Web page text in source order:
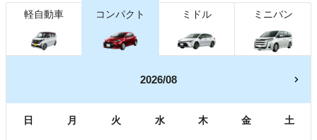
軽自動車 コンパクト ミドル ミニバン
2026/08
日 月 火 水 木 金 土